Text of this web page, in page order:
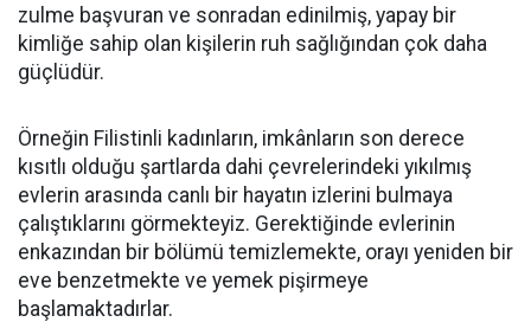
zulme başvuran ve sonradan edinilmiş, yapay bir
kimliğe sahip olan kişilerin ruh sağlığından çok daha
güçlüdür.
Örneğin Filistinli kadınların, imkânların son derece
kısıtlı olduğu şartlarda dahi çevrelerindeki yıkılmış
evlerin arasında canlı bir hayatın izlerini bulmaya
çalıştıklarını görmekteyiz. Gerektiğinde evlerinin
enkazından bir bölümü temizlemekte, orayı yeniden bir
eve benzetmekte ve yemek pişirmeye
başlamaktadırlar.